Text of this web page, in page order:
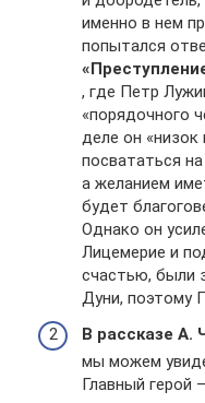
именно в нем
попытался
, где Петр
«порядочного
деле он «низок
посвататься
а желанием
будет
Однако он
Лицемерие и
счастью, были
Дуни, поэтому
В рассказе А.
мы можем
Главный герой